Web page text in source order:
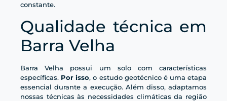
constante.
Qualidade técnica em
Barra Velha
Barra Velha possui um solo com características
específicas. Por isso, o estudo geotécnico é uma etapa
essencial durante a execução. Além disso, adaptamos
nossas técnicas às necessidades climáticas da região